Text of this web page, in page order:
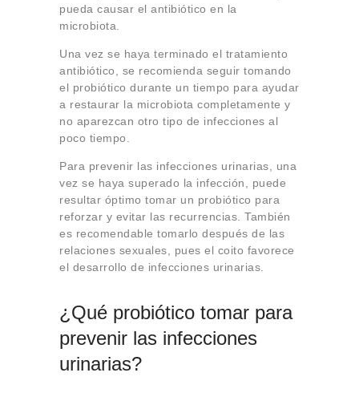
pueda causar el antibiótico en la
microbiota.
Una vez se haya terminado el tratamiento
antibiótico, se recomienda seguir tomando
el probiótico durante un tiempo para ayudar
a restaurar la microbiota completamente y
no aparezcan otro tipo de infecciones al
poco tiempo.
Para prevenir las infecciones urinarias, una
vez se haya superado la infección, puede
resultar óptimo tomar un probiótico para
reforzar y evitar las recurrencias. También
es recomendable tomarlo después de las
relaciones sexuales, pues el coito favorece
el desarrollo de infecciones urinarias.
¿Qué probiótico tomar para
prevenir las infecciones
urinarias?